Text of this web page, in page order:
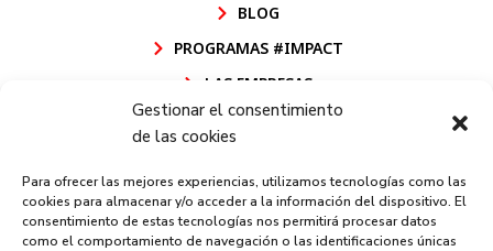
Gestionar el consentimiento
de las cookies
Para ofrecer las mejores experiencias, utilizamos tecnologías como las
cookies para almacenar y/o acceder a la información del dispositivo. El
consentimiento de estas tecnologías nos permitirá procesar datos
como el comportamiento de navegación o las identificaciones únicas
BLOG
PROGRAMAS #IMPACT
LAS EMPRESAS
POLÍTICA DE CALIDAD FUNDACIÓN GOODJOB
AVISO LEGAL
POLÍTICA DE PRIVACIDAD